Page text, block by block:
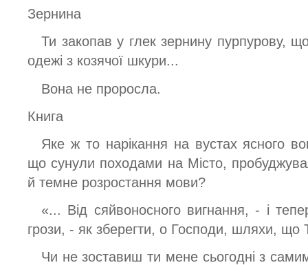
Зернина
Ти закопав у глек зернину пурпурову,
одежі з козячої шкури...
Вона не проросла.
Книга
Яке ж то нарікання на вустах ясного
що сунули походами на Місто,
й темне розростання мови?
«... Від сяйвоносного вигнання, - і
грози, - як зберегти, о Господи, шляхи, що
Чи не зоставиш ти мене сьогодні з